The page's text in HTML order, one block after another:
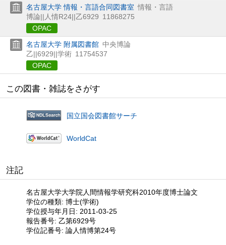
名古屋大学 情報・言語合同図書室 情報・言語
博論||人情R24||乙6929 11868275
OPAC
名古屋大学 附属図書館 中央博論
乙||6929||学術 11754537
OPAC
この図書・雑誌をさがす
国立国会図書館サーチ
WorldCat
注記
名古屋大学大学院人間情報学研究科2010年度博士論文
学位の種類: 博士(学術)
学位授与年月日: 2011-03-25
報告番号: 乙第6929号
学位記番号: 論人情博第24号